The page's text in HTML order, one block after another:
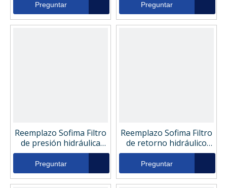
Preguntar Preguntar
Reemplazo Sofima Filtro
de presión hidráulica
CH1352CD11
Preguntar
Reemplazo Sofima Filtro
de retorno hidráulico
SHR2600FT11
Preguntar